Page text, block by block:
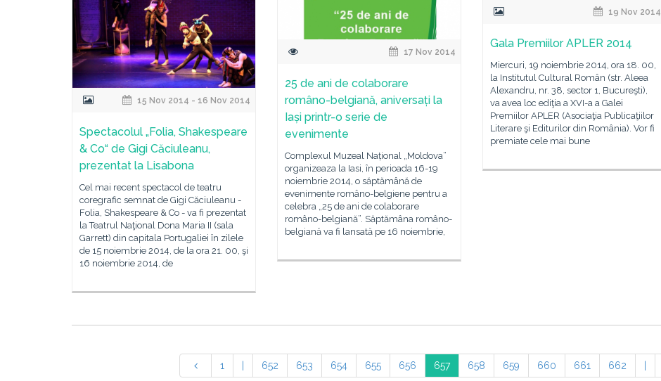
19 Nov 2014
Gala Premiilor APLER 2014
Miercuri, 19 noiembrie 2014, ora 18. 00,
la Institutul Cultural Român (str. Aleea
Alexandru, nr. 38, sector 1, Bucureşti),
va avea loc ediţia a XVI-a a Galei
Premiilor APLER (Asociaţia Publicaţiilor
Literare şi Editurilor din România). Vor fi
premiate cele mai bune
17 Nov 2014
25 de ani de colaborare
româno-belgiană, aniversați la
Iași printr-o serie de
evenimente
Complexul Muzeal Național „Moldova”
organizeaza la Iasi, în perioada 16-19
noiembrie 2014, o săptămână de
evenimente româno-belgiene pentru a
celebra „25 de ani de colaborare
româno-belgiană”. Săptămâna româno-
belgiană va fi lansată pe 16 noiembrie,
15 Nov 2014 - 16 Nov 2014
Spectacolul „Folia, Shakespeare
& Co“ de Gigi Căciuleanu,
prezentat la Lisabona
Cel mai recent spectacol de teatru
coregrafic semnat de Gigi Căciuleanu -
Folia, Shakespeare & Co - va fi prezentat
la Teatrul Naţional Dona Maria II (sala
Garrett) din capitala Portugaliei în zilele
de 15 noiembrie 2014, de la ora 21. 00, şi
16 noiembrie 2014, de
1 652 653 654 655 656 657 658 659 660 661 662